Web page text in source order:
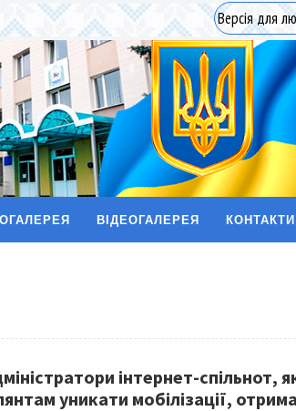
Версія для
ВІДЕОГАЛЕРЕЯ КОНТАКТИ
інтернет-спільнот,
уникати мобілізації,